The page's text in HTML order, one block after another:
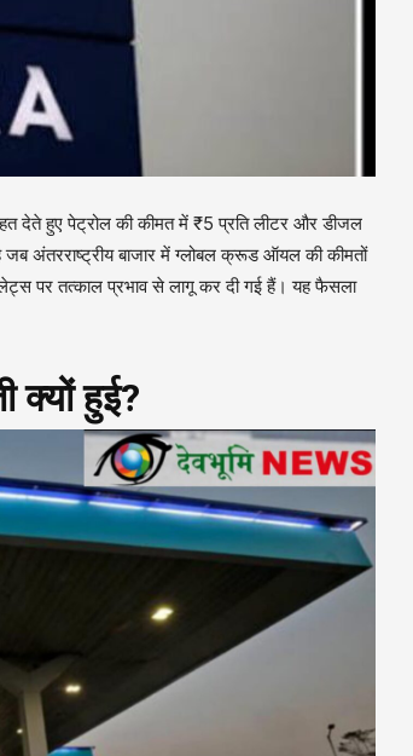
देते हुए पेट्रोल की कीमत में ₹5 प्रति लीटर और डीजल
अंतरराष्ट्रीय बाजार में ग्लोबल क्रूड ऑयल की कीमतों
पर तत्काल प्रभाव से लागू कर दी गई हैं। यह फैसला
क्यों हुई?